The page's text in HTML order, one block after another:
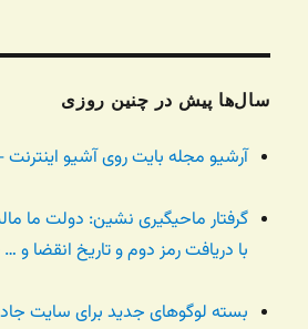
سال‌ها پیش در چنین روزی
آرشیو مجله بایت روی آشیو اینترنت -
گرفتار ماحیگیری نشین: دولت ما
با دریافت رمز دوم و تاریخ انقضا و … -